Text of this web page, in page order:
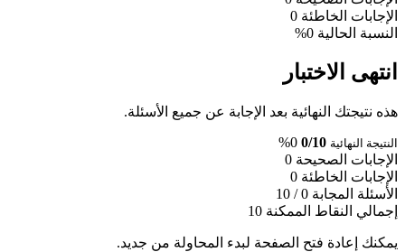
الإجابات الخاطئة 0
النسبة الحالية 0%
انتهى الاختبار
هذه نتيجتك النهائية بعد الإجابة عن جميع الأسئلة.
النتيجة النهائية 0/10
0%
الإجابات الصحيحة 0
الإجابات الخاطئة 0
الأسئلة المجابة 0 / 10
إجمالي النقاط الممكنة 10
يمكنك إعادة فتح الصفحة لبدء المحاولة من جديد.